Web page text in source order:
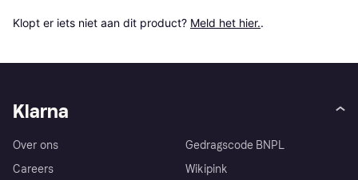
Klopt er iets niet aan dit product? Meld het hier..
Klarna
Over ons
Careers
Gedragscode BNPL
Wikipink